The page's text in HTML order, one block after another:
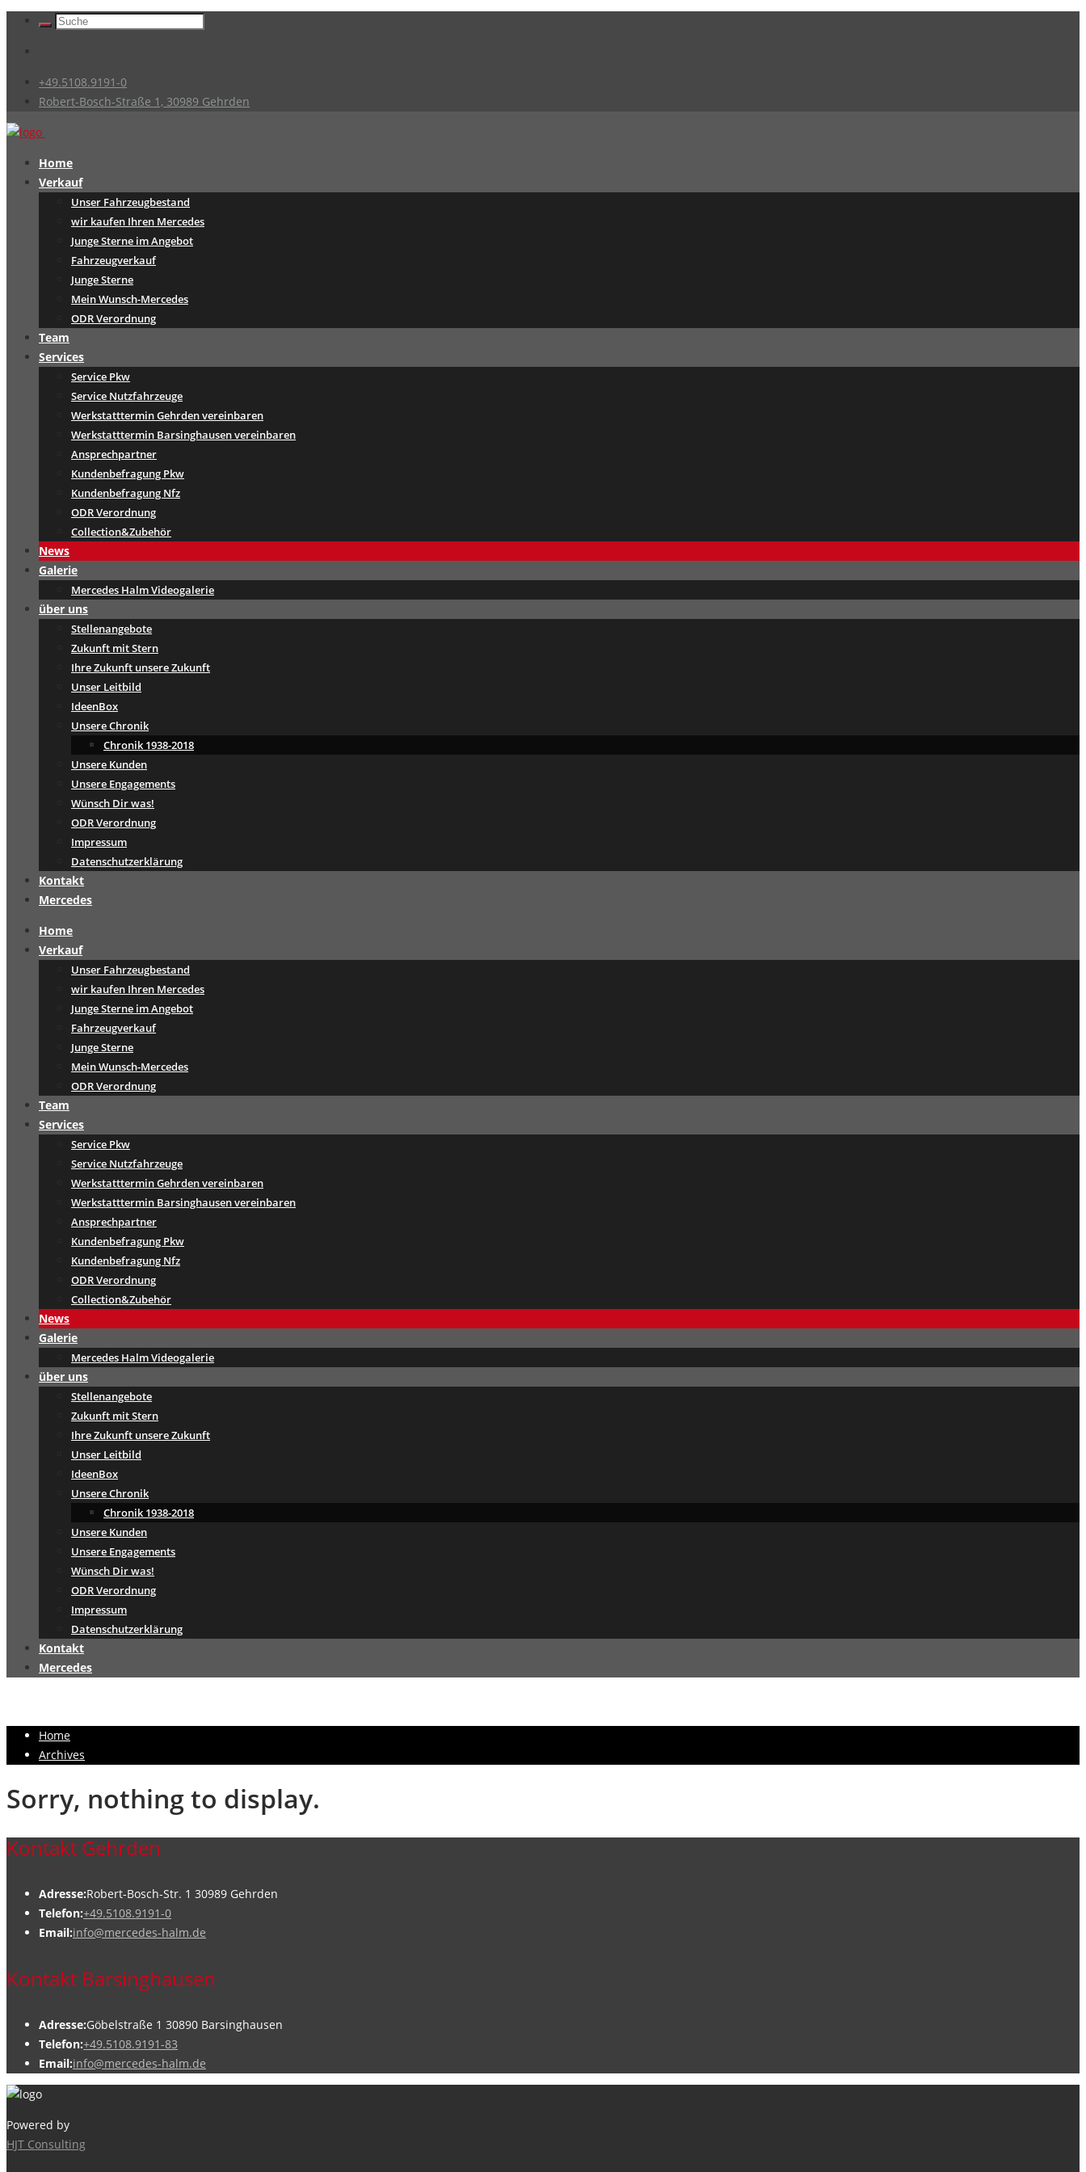
+49.5108.9191-0
Robert-Bosch-Straße 1, 30989 Gehrden
Home
Verkauf
Unser Fahrzeugbestand
wir kaufen Ihren Mercedes
Junge Sterne im Angebot
Fahrzeugverkauf
Junge Sterne
Mein Wunsch-Mercedes
ODR Verordnung
Team
Services
Service Pkw
Service Nutzfahrzeuge
Werkstatttermin Gehrden vereinbaren
Werkstatttermin Barsinghausen vereinbaren
Ansprechpartner
Kundenbefragung Pkw
Kundenbefragung Nfz
ODR Verordnung
Collection&Zubehör
News
Galerie
Mercedes Halm Videogalerie
über uns
Stellenangebote
Zukunft mit Stern
Ihre Zukunft unsere Zukunft
Unser Leitbild
IdeenBox
Unsere Chronik
Chronik 1938-2018
Unsere Kunden
Unsere Engagements
Wünsch Dir was!
ODR Verordnung
Impressum
Datenschutzerklärung
Kontakt
Mercedes
Home
Verkauf
Unser Fahrzeugbestand
wir kaufen Ihren Mercedes
Junge Sterne im Angebot
Fahrzeugverkauf
Junge Sterne
Mein Wunsch-Mercedes
ODR Verordnung
Team
Services
Service Pkw
Service Nutzfahrzeuge
Werkstatttermin Gehrden vereinbaren
Werkstatttermin Barsinghausen vereinbaren
Ansprechpartner
Kundenbefragung Pkw
Kundenbefragung Nfz
ODR Verordnung
Collection&Zubehör
News
Galerie
Mercedes Halm Videogalerie
über uns
Stellenangebote
Zukunft mit Stern
Ihre Zukunft unsere Zukunft
Unser Leitbild
IdeenBox
Unsere Chronik
Chronik 1938-2018
Unsere Kunden
Unsere Engagements
Wünsch Dir was!
ODR Verordnung
Impressum
Datenschutzerklärung
Kontakt
Mercedes
Home
Archives
Sorry, nothing to display.
Kontakt Gehrden
Adresse:Robert-Bosch-Str. 1 30989 Gehrden
Telefon:+49.5108.9191-0
Email:info@mercedes-halm.de
Kontakt Barsinghausen
Adresse:Göbelstraße 1 30890 Barsinghausen
Telefon:+49.5108.9191-83
Email:info@mercedes-halm.de
Powered by
HJT Consulting